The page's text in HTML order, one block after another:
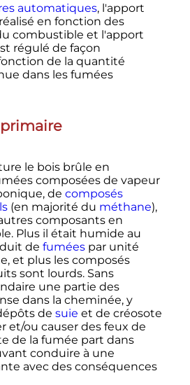
automatiques, l'apport
en fonction des
combustible et l'apport
régulé de façon
de la quantité
dans les fumées
le bois brûle en
composées de vapeur
de composés
(en majorité du méthane),
composants en
Plus il était humide au
de fuméespar unité
et plus les composés
sont lourds. Sans
une partie des
dans la cheminée, y
de suie et de créosote
et/ou causer des feux de
de la fumée part dans
conduire à une
avec des conséquences